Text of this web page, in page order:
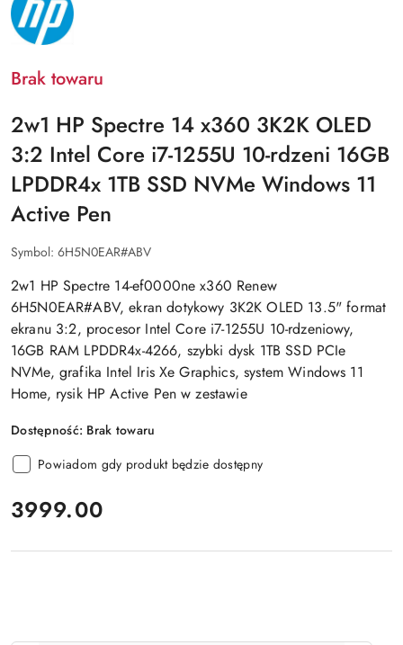
HP
Brak towaru
2w1 HP Spectre 14 x360 3K2K OLED
3:2 Intel Core i7-1255U 10-rdzeni 16GB
LPDDR4x 1TB SSD NVMe Windows 11
Active Pen
Symbol: 6H5N0EAR#ABV
2w1 HP Spectre 14-ef0000ne x360 Renew
6H5N0EAR#ABV, ekran dotykowy 3K2K OLED 13.5" format
ekranu 3:2, procesor Intel Core i7-1255U 10-rdzeniowy,
16GB RAM LPDDR4x-4266, szybki dysk 1TB SSD PCIe
NVMe, grafika Intel Iris Xe Graphics, system Windows 11
Home, rysik HP Active Pen w zestawie
Dostępność: Brak towaru
Powiadom gdy produkt będzie dostępny
cena:
3999.00